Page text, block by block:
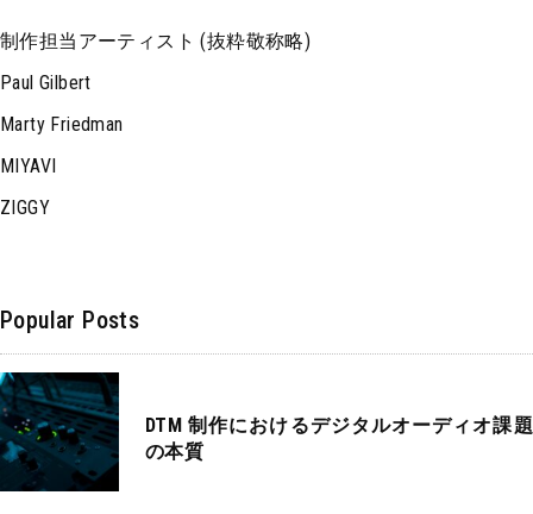
制作担当アーティスト (抜粋敬称略)
Paul Gilbert
Marty Friedman
MIYAVI
ZIGGY
Popular Posts
DTM 制作におけるデジタルオーディオ課題
の本質